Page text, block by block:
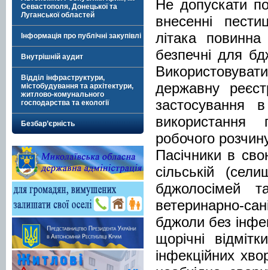
Севастополя, Донецької та
Луганської областей
Інформація про публічні закупівлі
Внутрішній аудит
Відділ інфраструктури,
містобудування та архітектури,
житлово-комунального
господарства та екології
Безбар’єрність
Не допускати
внесенні
літака
безпечні для
державну
застосування
використання
робочого
Пасічники в
сільській
бджолосімей
ветеринарно-
бджоли без
щорічні
інфекційних